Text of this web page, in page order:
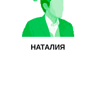
НАТАЛИЯ